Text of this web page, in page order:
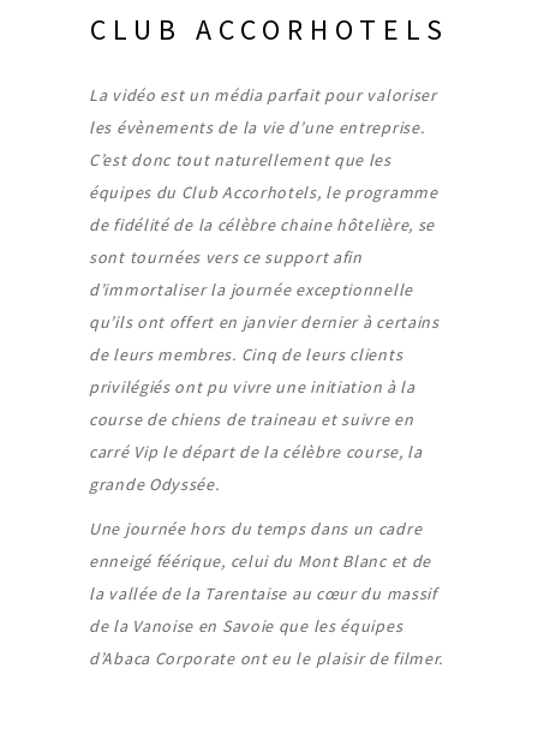
CLUB ACCORHOTELS
La vidéo est un média parfait pour valoriser
les évènements de la vie d’une entreprise.
C’est donc tout naturellement que les
équipes du Club Accorhotels, le programme
de fidélité de la célèbre chaine hôtelière, se
sont tournées vers ce support afin
d’immortaliser la journée exceptionnelle
qu’ils ont offert en janvier dernier à certains
de leurs membres. Cinq de leurs clients
privilégiés ont pu vivre une initiation à la
course de chiens de traineau et suivre en
carré Vip le départ de la célèbre course, la
grande Odyssée.
Une journée hors du temps dans un cadre
enneigé féérique, celui du Mont Blanc et de
la vallée de la Tarentaise au cœur du massif
de la Vanoise en Savoie que les équipes
d’Abaca Corporate ont eu le plaisir de filmer.